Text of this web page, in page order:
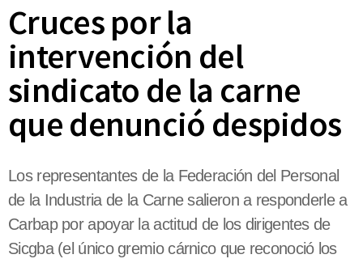
Cruces por la
intervención del
sindicato de la carne
que denunció despidos
Los representantes de la Federación del Personal
de la Industria de la Carne salieron a responderle a
Carbap por apoyar la actitud de los dirigentes de
Sicgba (el único gremio cárnico que reconoció los